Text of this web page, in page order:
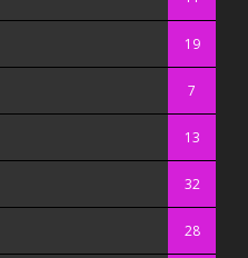
19
7
13
32
28